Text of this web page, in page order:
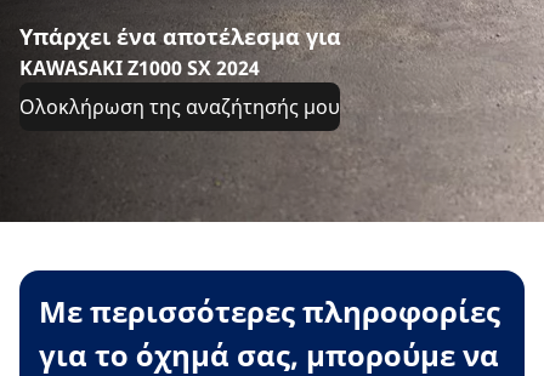
Υπάρχει ένα αποτέλεσμα για
KAWASAKI Z1000 SX 2024
Ολοκλήρωση της αναζήτησής μου
Με περισσότερες πληροφορίες
για το όχημά σας, μπορούμε να